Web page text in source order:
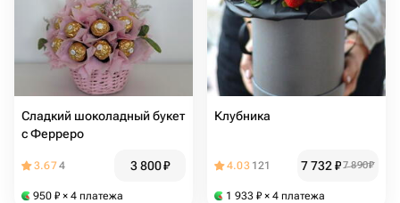
Сладкий шоколадный букет
с Ферреро
3.674 3 800₽
950 ₽ × 4 платежа
Клубника
4.03 121 7 732₽7 890₽
1 933 ₽ × 4 платежа